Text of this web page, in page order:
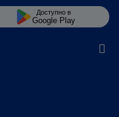
Доступно в
Google Play